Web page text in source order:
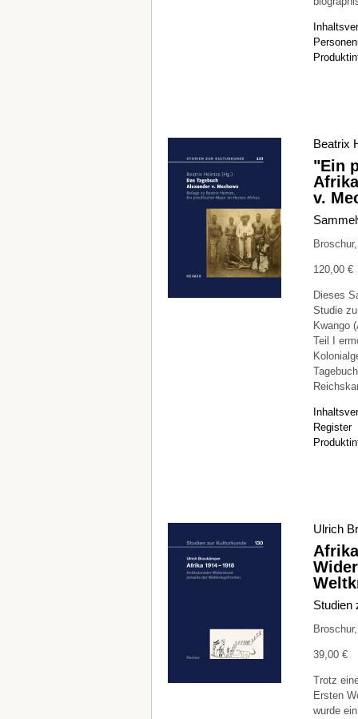
Beatrix
"Ein
v.
120,00 €
Dieses
Studie
Kwango
Teil I
Register
Ulrich
Studien
39,00 €
Trotz
Ersten
wurde